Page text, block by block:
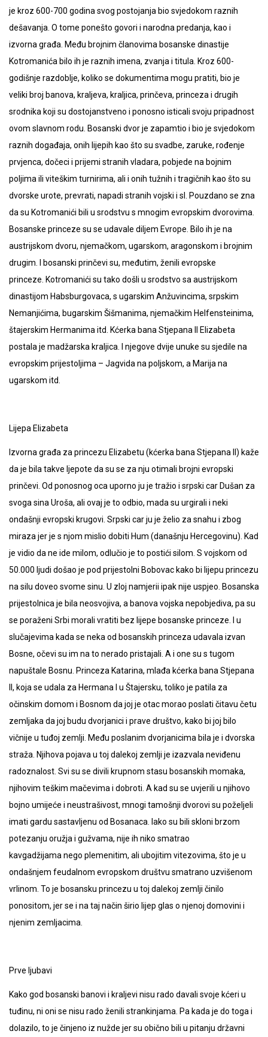
je kroz 600-700 godina svog postojanja bio svjedokom raznih
dešavanja. O tome ponešto govori i narodna predanja, kao i
izvorna građa. Među brojnim članovima bosanske dinastije
Kotromanića bilo ih je raznih imena, zvanja i titula. Kroz 600-
godišnje razdoblje, koliko se dokumentima mogu pratiti, bio je
veliki broj banova, kraljeva, kraljica, prinčeva, princeza i drugih
srodnika koji su dostojanstveno i ponosno isticali svoju pripadnost
ovom slavnom rodu. Bosanski dvor je zapamtio i bio je svjedokom
raznih događaja, onih lijepih kao što su svadbe, zaruke, rođenje
prvjenca, dočeci i prijemi stranih vladara, pobjede na bojnim
poljima ili viteškim turnirima, ali i onih tužnih i tragičnih kao što su
dvorske urote, prevrati, napadi stranih vojski i sl. Pouzdano se zna
da su Kotromanići bili u srodstvu s mnogim evropskim dvorovima.
Bosanske princeze su se udavale diljem Evrope. Bilo ih je na
austrijskom dvoru, njemačkom, ugarskom, aragonskom i brojnim
drugim. I bosanski prinčevi su, međutim, ženili evropske
princeze. Kotromanići su tako došli u srodstvo sa austrijskom
dinastijom Habsburgovaca, s ugarskim Anžuvincima, srpskim
Nemanjićima, bugarskim Šišmanima, njemačkim Helfensteinima,
štajerskim Hermanima itd. Kćerka bana Stjepana II Elizabeta
postala je madžarska kraljica. I njegove dvije unuke su sjedile na
evropskim prijestoljima – Jagvida na poljskom, a Marija na
ugarskom itd.
Lijepa Elizabeta
Izvorna građa za princezu Elizabetu (kćerka bana Stjepana II) kaže
da je bila takve ljepote da su se za nju otimali brojni evropski
prinčevi. Od ponosnog oca uporno ju je tražio i srpski car Dušan za
svoga sina Uroša, ali ovaj je to odbio, mada su urgirali i neki
ondašnji evropski krugovi. Srpski car ju je želio za snahu i zbog
miraza jer je s njom mislio dobiti Hum (današnju Hercegovinu). Kad
je vidio da ne ide milom, odlučio je to postići silom. S vojskom od
50.000 ljudi došao je pod prijestolni Bobovac kako bi lijepu princezu
na silu doveo svome sinu. U zloj namjerii ipak nije uspjeo. Bosanska
prijestolnica je bila neosvojiva, a banova vojska nepobjediva, pa su
se poraženi Srbi morali vratiti bez lijepe bosanske princeze. I u
slučajevima kada se neka od bosanskih princeza udavala izvan
Bosne, očevi su im na to nerado pristajali. A i one su s tugom
napuštale Bosnu. Princeza Katarina, mlađa kćerka bana Stjepana
II, koja se udala za Hermana I u Štajersku, toliko je patila za
očinskim domom i Bosnom da joj je otac morao poslati čitavu četu
zemljaka da joj budu dvorjanici i prave društvo, kako bi joj bilo
vičnije u tuđoj zemlji. Među poslanim dvorjanicima bila je i dvorska
straža. Njihova pojava u toj dalekoj zemlji je izazvala neviđenu
radoznalost. Svi su se divili krupnom stasu bosanskih momaka,
njihovim teškim mačevima i dobroti. A kad su se uvjerili u njihovo
bojno umijeće i neustrašivost, mnogi tamošnji dvorovi su poželjeli
imati gardu sastavljenu od Bosanaca. Iako su bili skloni brzom
potezanju oružja i gužvama, nije ih niko smatrao
kavgadžijama nego plemenitim, ali ubojitim vitezovima, što je u
ondašnjem feudalnom evropskom društvu smatrano uzvišenom
vrlinom. To je bosansku princezu u toj dalekoj zemlji činilo
ponositom, jer se i na taj način širio lijep glas o njenoj domovini i
njenim zemljacima.
Prve ljubavi
Kako god bosanski banovi i kraljevi nisu rado davali svoje kćeri u
tuđinu, ni oni se nisu rado ženili strankinjama. Pa kada je do toga i
dolazilo, to je činjeno iz nužde jer su obično bili u pitanju državni